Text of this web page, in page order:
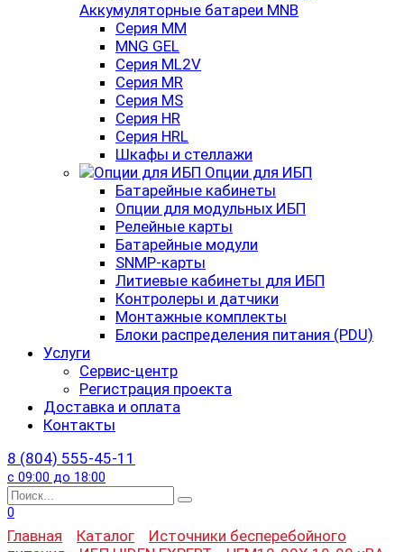
Аккумуляторные батареи MNB
Серия MM
MNG GEL
Серия ML2V
Серия MR
Серия MS
Серия HR
Серия HRL
Шкафы и стеллажи
Опции для ИБП
Батарейные кабинеты
Опции для модульных ИБП
Релейные карты
Батарейные модули
SNMP-карты
Литиевые кабинеты для ИБП
Контролеры и датчики
Монтажные комплекты
Блоки распределения питания (PDU)
Услуги
Сервис-центр
Регистрация проекта
Доставка и оплата
Контакты
8 (804) 555-45-11
с 09:00 до 18:00
Search
for:
0
Главная Каталог
Источники бесперебойного